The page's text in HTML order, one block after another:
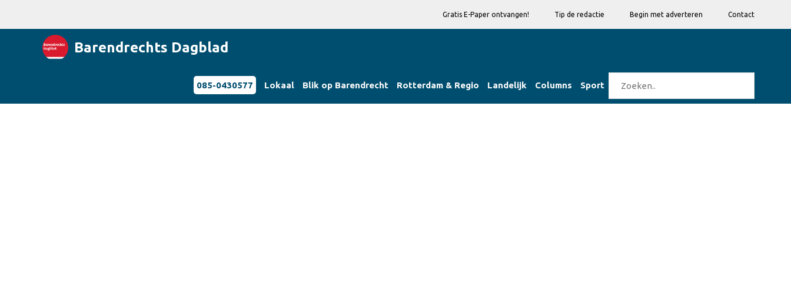
Gratis E-Paper ontvangen! Tip de redactie Begin met adverteren Contact
Barendrechts Dagblad
085-0430577 Lokaal Blik op Barendrecht Rotterdam & Regio Landelijk Columns Sport